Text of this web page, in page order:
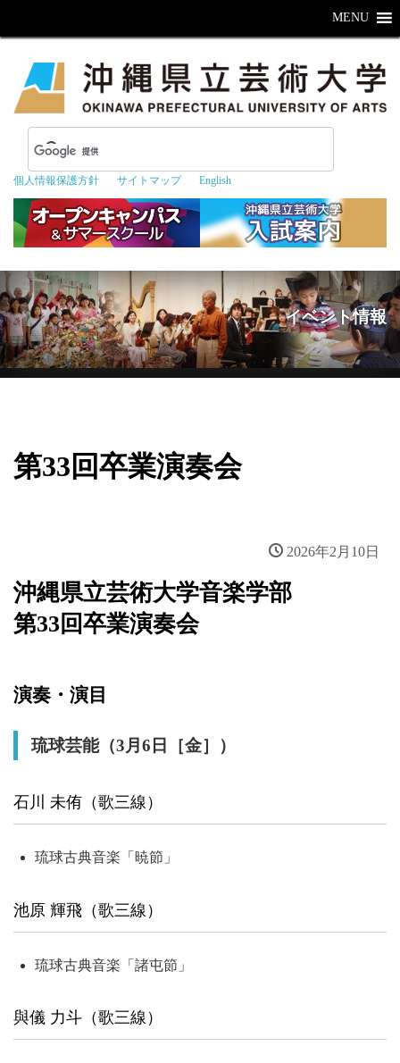
個人情報保護方針 サイトマップ English
MENU
イベント情報
第33回卒業演奏会
2026年2月10日
沖縄県立芸術大学音楽学部
第33回卒業演奏会
演奏・演目
琉球芸能（3月6日［金］）
石川 未侑（歌三線）
琉球古典音楽「暁節」
池原 輝飛（歌三線）
琉球古典音楽「諸屯節」
與儀 力斗（歌三線）